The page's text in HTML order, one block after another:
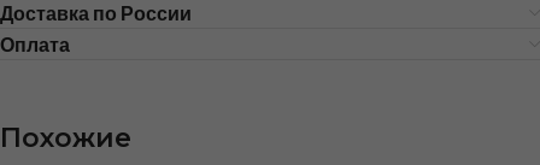
Доставка по России
Оплата
Похожие